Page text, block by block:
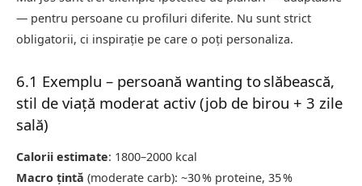
— pentru persoane cu profiluri diferite. Nu sunt strict
obligatorii, ci inspirație pe care o poți personaliza.
6.1 Exemplu – persoană wanting to slăbească,
stil de viață moderat activ (job de birou + 3 zile
sală)
Calorii estimate: 1800–2000 kcal
Macro țintă (moderate carb): ~30 % proteine, 35 %